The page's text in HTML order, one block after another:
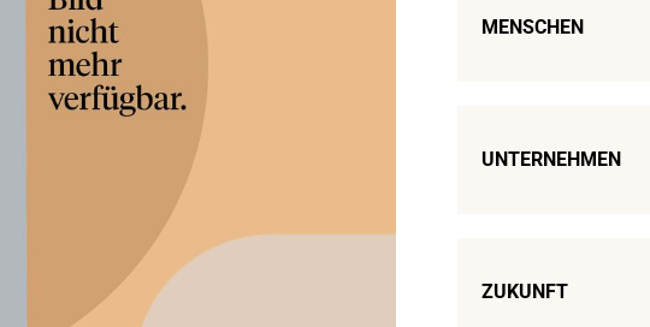
MENSCHEN
UNTERNEHMEN
ZUKUNFT